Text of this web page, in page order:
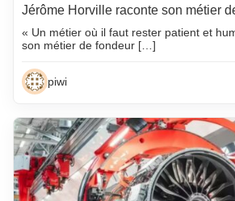
Jérôme Horville raconte son métier
« Un métier où il faut rester patient et
son métier de fondeur […]
piwi